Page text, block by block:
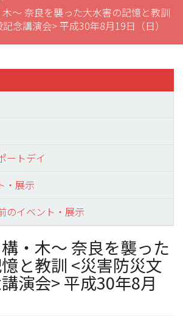
～ 奈良を襲った大水害の記憶と教訓
念講演会> 平成30年8月19日（日）
ートデイ
・展示
のイベント・展示
・木～ 奈良を襲った
と教訓 <災害防災文
演会> 平成30年8月